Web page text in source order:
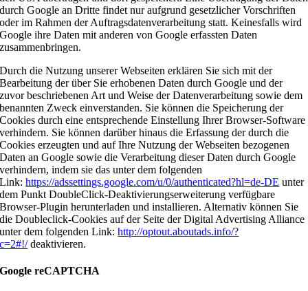
durch Google an Dritte findet nur aufgrund gesetzlicher Vorschriften
oder im Rahmen der Auftragsdatenverarbeitung statt. Keinesfalls wird
Google ihre Daten mit anderen von Google erfassten Daten
zusammenbringen.
Durch die Nutzung unserer Webseiten erklären Sie sich mit der
Bearbeitung der über Sie erhobenen Daten durch Google und der
zuvor beschriebenen Art und Weise der Datenverarbeitung sowie dem
benannten Zweck einverstanden. Sie können die Speicherung der
Cookies durch eine entsprechende Einstellung Ihrer Browser-Software
verhindern. Sie können darüber hinaus die Erfassung der durch die
Cookies erzeugten und auf Ihre Nutzung der Webseiten bezogenen
Daten an Google sowie die Verarbeitung dieser Daten durch Google
verhindern, indem sie das unter dem folgenden
Link:https://adssettings.google.com/u/0/authenticated?hl=de-DE unter
dem Punkt DoubleClick-Deaktivierungserweiterung verfügbare
Browser-Plugin herunterladen und installieren. Alternativ können Sie
die Doubleclick-Cookies auf der Seite der Digital Advertising Alliance
unter dem folgenden Link:http://optout.aboutads.info/?
c=2#!/deaktivieren.
Google reCAPTCHA